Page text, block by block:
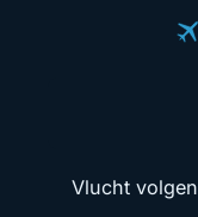
Vlucht volgen